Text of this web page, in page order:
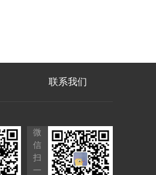
联系我们
微
信
扫
一